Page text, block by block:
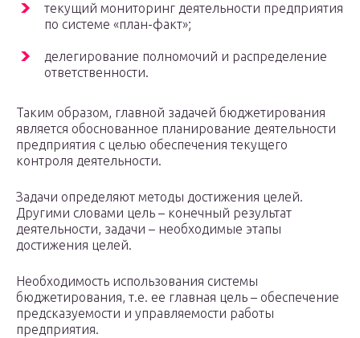
текущий мониторинг деятельности предприятия
по системе «план-факт»;
делегирование полномочий и распределение
ответственности.
Таким образом, главной задачей бюджетирования
является обоснованное планирование деятельности
предприятия с целью обеспечения текущего
контроля деятельности.
Задачи определяют методы достижения целей.
Другими словами цель – конечный результат
деятельности, задачи – необходимые этапы
достижения целей.
Необходимость использования системы
бюджетирования, т.е. ее главная цель – обеспечение
предсказуемости и управляемости работы
предприятия.